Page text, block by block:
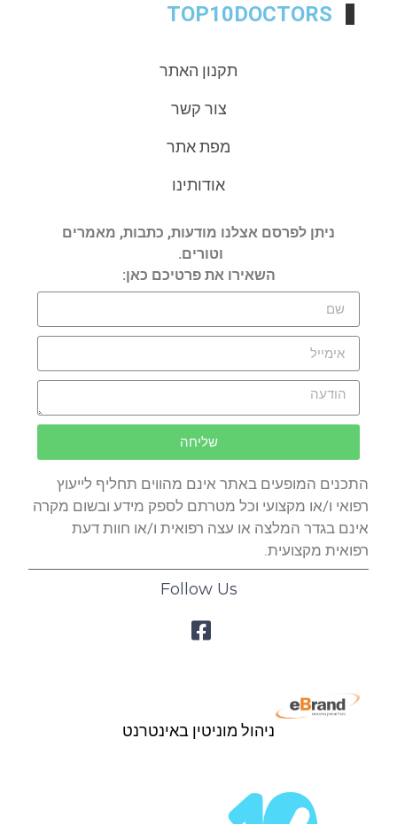
TOP10DOCTORS
תקנון האתר
צור קשר
מפת אתר
אודותינו
ניתן לפרסם אצלנו מודעות, כתבות, מאמרים
וטורים.
השאירו את פרטיכם כאן:
שליחה
התכנים המופעים באתר אינם מהווים תחליף לייעוץ
רפואי ו/או מקצועי וכל מטרתם לספק מידע ובשום מקרה
אינם בגדר המלצה או עצה רפואית ו/או חוות דעת
רפואית מקצועית.
Follow Us
ניהול מוניטין באינטרנט